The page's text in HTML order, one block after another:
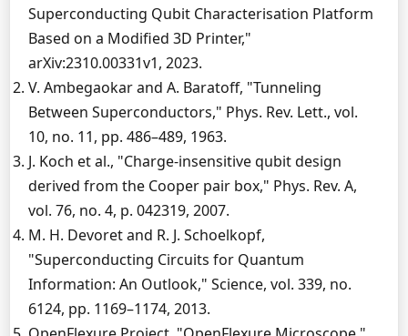
Superconducting Qubit Characterisation Platform
Based on a Modified 3D Printer,"
arXiv:2310.00331v1, 2023.
V. Ambegaokar and A. Baratoff, "Tunneling
Between Superconductors," Phys. Rev. Lett., vol.
10, no. 11, pp. 486–489, 1963.
J. Koch et al., "Charge-insensitive qubit design
derived from the Cooper pair box," Phys. Rev. A,
vol. 76, no. 4, p. 042319, 2007.
M. H. Devoret and R. J. Schoelkopf,
"Superconducting Circuits for Quantum
Information: An Outlook," Science, vol. 339, no.
6124, pp. 1169–1174, 2013.